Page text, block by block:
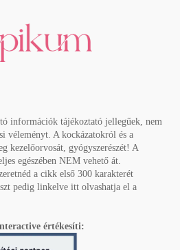
információk tájékoztató jellegűek, nem
véleményt. A kockázatokról és a
kezelőorvosát, gyógyszerészét! A
egészében NEM vehető át.
a cikk első 300 karakterét
pedig linkelve itt olvashatja el a
értékesíti: